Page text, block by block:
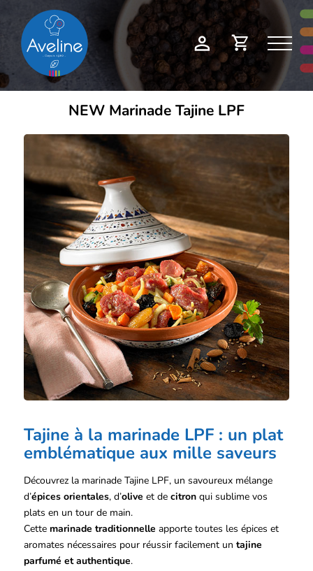
Mon
compte
Demande
de
devis
NEW Marinade Tajine LPF
Tajine à la marinade LPF : un plat
emblématique aux mille saveurs
Découvrez la marinade Tajine LPF, un savoureux mélange
d’épices orientales, d’olive et decitronqui sublime vos
plats en un tour de main.
Cette marinade traditionnelle apporte toutes les épices et
aromates nécessaires pour réussir facilement un tajine
parfumé et authentique.
Panneau de gestion des cookies